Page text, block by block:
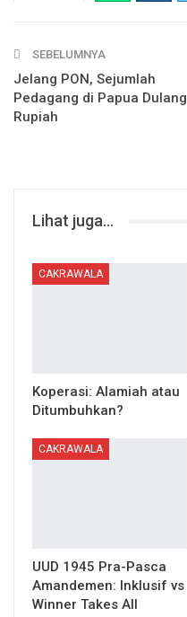
SEBELUMNYA
Jelang PON, Sejumlah
Pedagang di Papua Dulang
Rupiah
Lihat juga...
CAKRAWALA
Koperasi: Alamiah atau
Ditumbuhkan?
CAKRAWALA
UUD 1945 Pra-Pasca
Amandemen: Inklusif vs
Winner Takes All